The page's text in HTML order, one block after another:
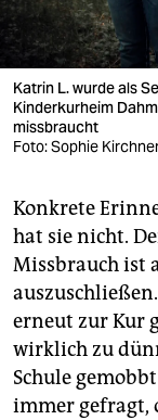
Katrin L. wurde als
Kinderkurheim
missbraucht
Foto: Sophie
Konkrete
hat sie nicht.
Missbrauch ist
erneut zur Kur
wirklich zu
Schule
immer gefragt,